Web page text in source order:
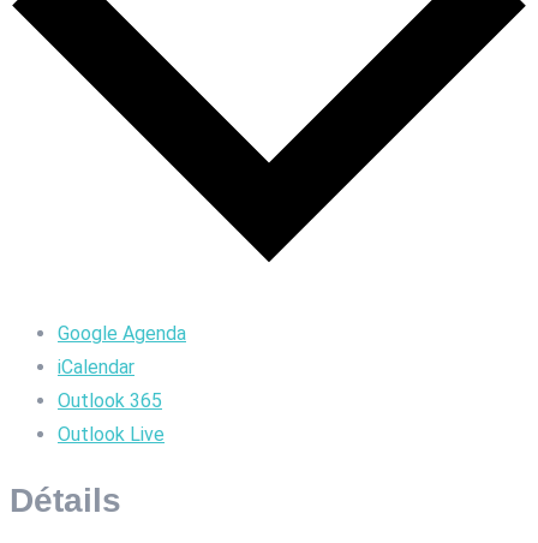
Google Agenda
iCalendar
Outlook 365
Outlook Live
Détails